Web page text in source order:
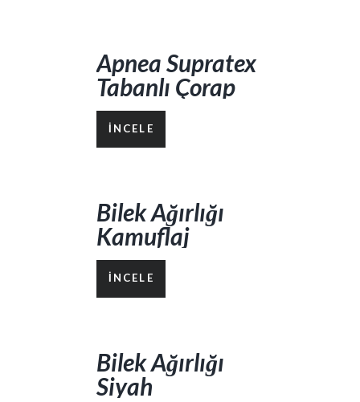
Apnea Supratex
Tabanlı Çorap
Siyah
İNCELE
Bilek Ağırlığı
Kamuflaj
İNCELE
Bilek Ağırlığı
Siyah